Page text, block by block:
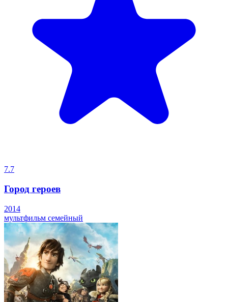
7.7
Город героев
2014
мультфильм семейный